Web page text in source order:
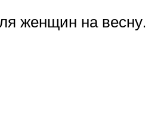
женщин на весну.